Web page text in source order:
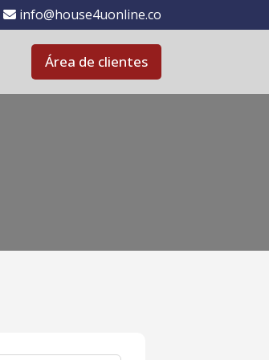
info@house4uonline.co
Área de clientes